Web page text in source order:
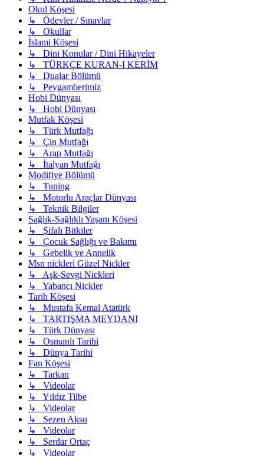
Okul Köşesi
↳ Ödevler / Sınavlar
↳ Okullar
İslami Köşesi
↳ Dini Konular / Dini Hikayeler
↳ TÜRKÇE KURAN-I KERİM
↳ Dualar Bölümü
↳ Peygamberimiz
Hobi Dünyası
↳ Hobi Dünyası
Mutfak Köşesi
↳ Türk Mutfağı
↳ Çin Mutfağı
↳ Arap Mutfağı
↳ İtalyan Mutfağı
Modifiye Bölümü
↳ Tuning
↳ Motorlu Araçlar Dünyası
↳ Teknik Bilgiler
Sağlık-Sağlıklı Yaşam Köşesi
↳ Şifalı Bitkiler
↳ Çocuk Sağlığı ve Bakımı
↳ Gebelik ve Annelik
Msn nickleri Güzel Nickler
↳ Aşk-Sevgi Nickleri
↳ Yabancı Nickler
Tarih Köşesi
↳ Mustafa Kemal Atatürk
↳ TARTIŞMA MEYDANI
↳ Türk Dünyası
↳ Osmanlı Tarihi
↳ Dünya Tarihi
Fan Köşesi
↳ Tarkan
↳ Videolar
↳ Yıldız Tilbe
↳ Videolar
↳ Sezen Aksu
↳ Videolar
↳ Serdar Ortaç
↳ Videolar